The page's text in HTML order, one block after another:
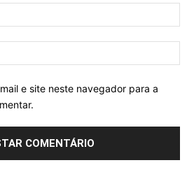
e site neste navegador para a